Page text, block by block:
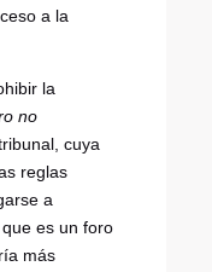
a la
la
no
cuya
reglas
a
es un foro
más